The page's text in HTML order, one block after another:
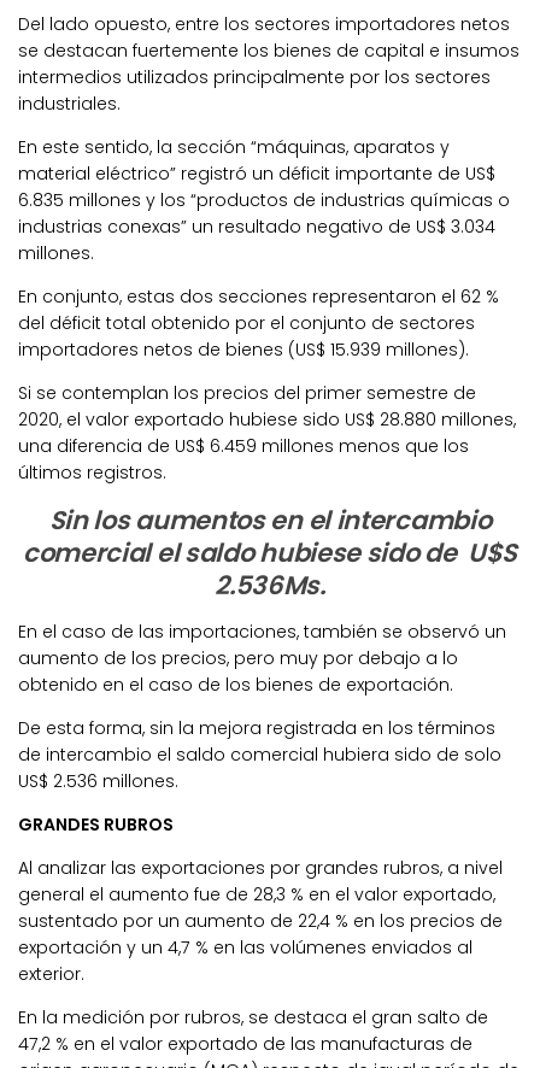
Del lado opuesto, entre los sectores importadores netos
se destacan fuertemente los bienes de capital e insumos
intermedios utilizados principalmente por los sectores
industriales.
En este sentido, la sección “máquinas, aparatos y
material eléctrico” registró un déficit importante de US$
6.835 millones y los “productos de industrias químicas o
industrias conexas” un resultado negativo de US$ 3.034
millones.
En conjunto, estas dos secciones representaron el 62 %
del déficit total obtenido por el conjunto de sectores
importadores netos de bienes (US$ 15.939 millones).
Si se contemplan los precios del primer semestre de
2020, el valor exportado hubiese sido US$ 28.880 millones,
una diferencia de US$ 6.459 millones menos que los
últimos registros.
Sin los aumentos en el intercambio
comercial el saldo hubiese sido de U$S
2.536Ms.
En el caso de las importaciones, también se observó un
aumento de los precios, pero muy por debajo a lo
obtenido en el caso de los bienes de exportación.
De esta forma, sin la mejora registrada en los términos
de intercambio el saldo comercial hubiera sido de solo
US$ 2.536 millones.
GRANDES RUBROS
Al analizar las exportaciones por grandes rubros, a nivel
general el aumento fue de 28,3 % en el valor exportado,
sustentado por un aumento de 22,4 % en los precios de
exportación y un 4,7 % en las volúmenes enviados al
exterior.
En la medición por rubros, se destaca el gran salto de
47,2 % en el valor exportado de las manufacturas de